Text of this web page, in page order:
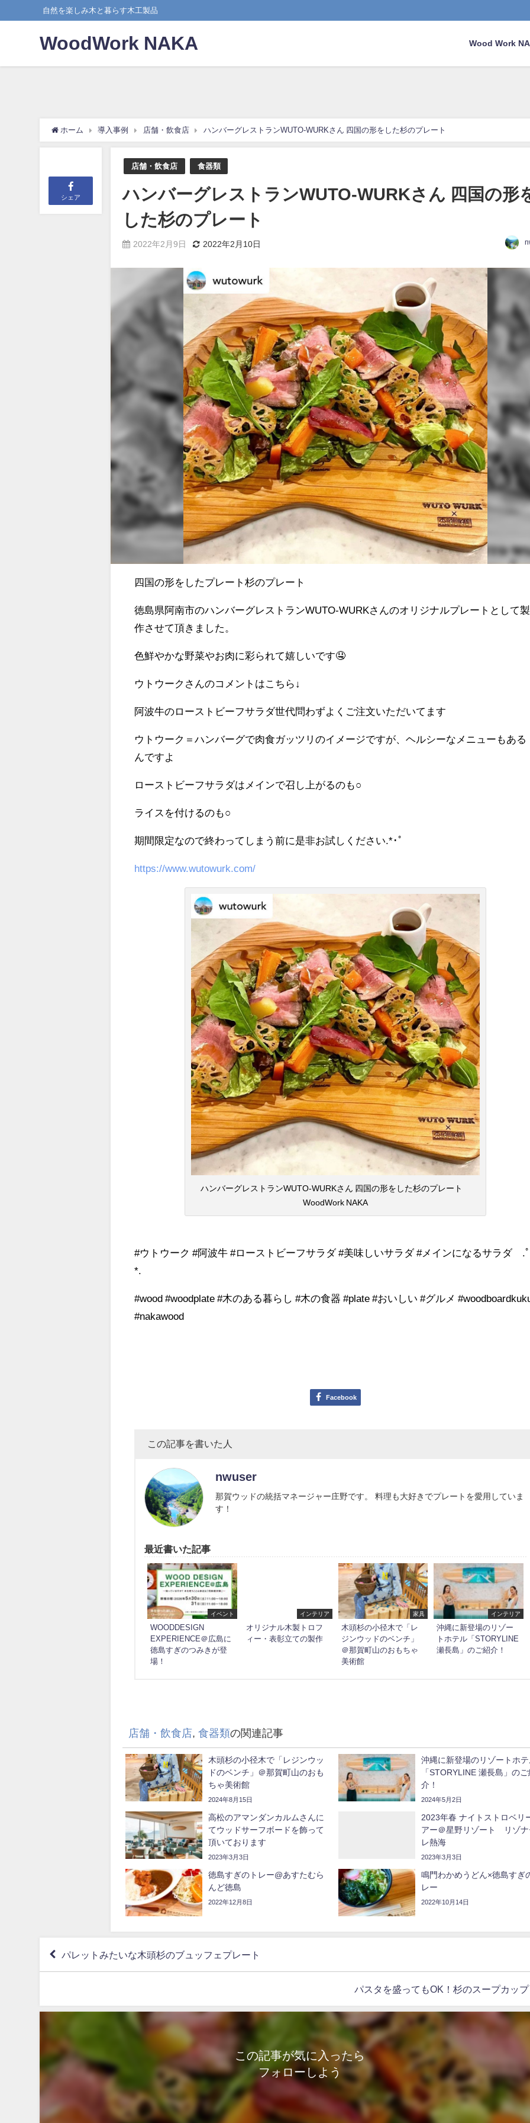
自然を楽しみ木と暮らす木工製品
WoodWork NAKA Wood Work
ホーム 導入事例 店舗・飲食店 ハンバーグレストランWUTO-WURKさん 四国の形をした杉のプレート
シェア
店舗・飲食店 食器類
ハンバーグレストランWUTO-WURKさん 四国の形
した杉のプレート
2022年2月9日 2022年2月10日
四国の形をしたプレート杉のプレート
徳島県阿南市のハンバーグレストランWUTO-WURKさんのオリジナルプレートとして製
作させて頂きました。
色鮮やかな野菜やお肉に彩られて嬉しいです🤤
ウトウークさんのコメントはこちら↓
阿波牛のローストビーフサラダ世代問わずよくご注文いただいてます
ウトウーク＝ハンバーグで肉食ガッツリのイメージですが、ヘルシーなメニューもある
んですよ
ローストビーフサラダはメインで召し上がるのも○
ライスを付けるのも○
期間限定なので終わってしまう前に是非お試しください.*･ﾟ
https://www.wutowurk.com/
ハンバーグレストランWUTO-WURKさん 四国の形をした杉のプレート
WoodWork NAKA
#ウトウーク #阿波牛 #ローストビーフサラダ #美味しいサラダ #メインになるサラダ .
*.
#wood #woodplate #木のある暮らし #木の食器 #plate #おいしい #グルメ
#nakawood
Facebook
この記事を書いた人
nwuser
那賀ウッドの統括マネージャー庄野です。 料理も大好きでプレートを愛用していま
す！
最近書いた記事
イベント
WOODDESIGN
EXPERIENCE＠広島に
徳島すぎのつみきが登
場！
インテリア
オリジナル木製トロフ
ィー・表彰立ての製作
家具
木頭杉の小径木で「レ
ジンウッドのベンチ」
＠那賀町山のおもちゃ
美術館
インテリア
沖縄に新登場のリゾー
トホテル「STORYLINE
瀬長島」のご紹介！
店舗・飲食店,食器類の関連記事
木頭杉の小径木で「レジンウッ
ドのベンチ」＠那賀町山のおも
ちゃ美術館
2024年8月15日
沖縄に新登場のリゾートホ
「STORYLINE 瀬長島」のご
介！
2024年5月2日
高松のアマンダンカルムさんに
てウッドサーフボードを飾って
頂いております
2023年3月3日
2023年春 ナイトストロベリ
アー＠星野リゾート リゾナ
レ熱海
2023年3月3日
徳島すぎのトレー@あすたむら
んど徳島
2022年12月8日
鳴門わかめうどん×徳島すぎ
レー
2022年10月14日
パレットみたいな木頭杉のブュッフェプレート
パスタを盛ってもOK！杉のスープカッ
この記事が気に入ったら
フォローしよう